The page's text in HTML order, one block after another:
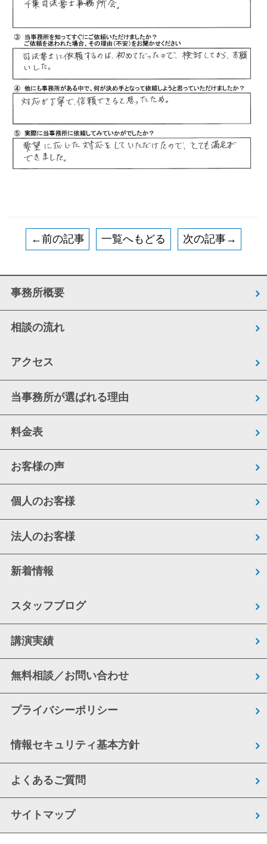
←前の記事 一覧へもどる 次の記事→
事務所概要
相談の流れ
アクセス
当事務所が選ばれる理由
料金表
お客様の声
個人のお客様
法人のお客様
新着情報
スタッフブログ
講演実績
無料相談／お問い合わせ
プライバシーポリシー
情報セキュリティ基本方針
よくあるご質問
サイトマップ